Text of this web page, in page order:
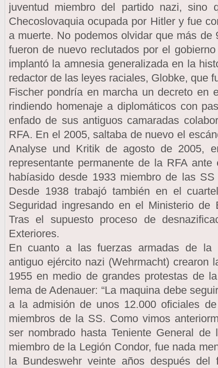
juventud miembro del partido nazi, sino
Checoslovaquia ocupada por Hitler y fue
a muerte. No podemos olvidar que más
fueron de nuevo reclutados por el
implantó la amnesia generalizada en la
redactor de las leyes raciales, Globke, que
Fischer pondría en marcha un decreto en
rindiendo homenaje a diplomáticos con
enfado de sus antiguos camaradas
RFA. En el 2005, saltaba de nuevo el
Analyse und Kritik de agosto de 2005,
representante permanente de la RFA
habíasido desde 1933 miembro de las
Desde 1938 trabajó también en el
Seguridad ingresando en el Ministerio de
Tras el supuesto proceso de
Exteriores.
En cuanto a las fuerzas armadas de la
antiguo ejército nazi (Wehrmacht) crearon
1955 en medio de grandes protestas de
lema de Adenauer: “La maquina debe
a la admisión de unos 12.000 oficiales
miembros de la SS. Como vimos
ser nombrado hasta Teniente General de
miembro de la Legión Condor, fue nada
la Bundeswehr veinte años después